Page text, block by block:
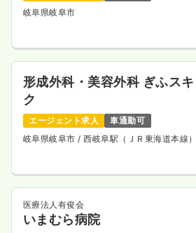
岐阜県岐阜市
形成外科・美容外科 ぎふス
ク
エージェント求人
車通勤可
岐阜県岐阜市/ 西岐阜駅（ＪＲ東海道本線
医療法人有俊会
いまむら病院